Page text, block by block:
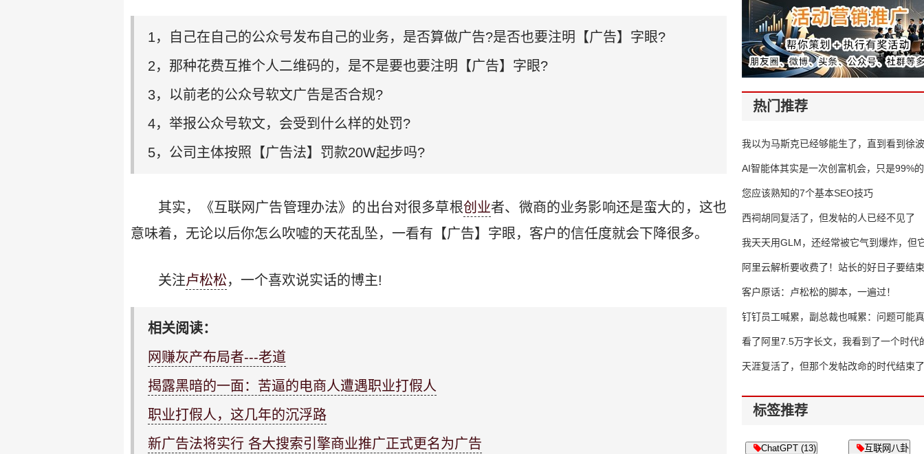
1，自己在自己的公众号发布自己的业务，是否算做广告?是否也要注明【广告】字眼?
2，那种花费互推个人二维码的，是不是要也要注明【广告】字眼?
3，以前老的公众号软文广告是否合规?
4，举报公众号软文，会受到什么样的处罚?
5，公司主体按照【广告法】罚款20W起步吗?
其实，《互联网广告管理办法》的出台对很多草根创业者、微商的业务影响还是蛮大的，这也
意味着，无论以后你怎么吹嘘的天花乱坠，一看有【广告】字眼，客户的信任度就会下降很多。
关注卢松松，一个喜欢说实话的博主!
相关阅读：
网赚灰产布局者---老道
揭露黑暗的一面：苦逼的电商人遭遇职业打假人
职业打假人，这几年的沉浮路
新广告法将实行 各大搜索引擎商业推广正式更名为广告
热门推荐
我以为马斯克已经够能生了，直到看到
AI智能体其实是一次创富机会，只是99%
错过了
您应该熟知的7个基本SEO技巧
西祠胡同复活了，但发帖的人已经不见了
我天天用GLM，还经常被它气到爆炸，但
16万亿
阿里云解析要收费了！站长的好日子要结
客户原话：卢松松的脚本，一遍过！
钉钉员工喊累，副总裁也喊累：问题可能
了
看了阿里7.5万字长文，我看到了一个时代
天涯复活了，但那个发帖改命的时代结束了
标签推荐
ChatGPT (13) 互联网八卦